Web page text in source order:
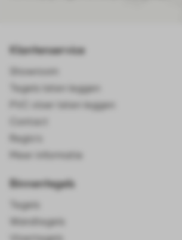
Klantenservice
Showroom
Tegels laten leggen
PVC vloer laten leggen
Regio's
Meer informatie
Binnentegels
Tegels
Wandtegels